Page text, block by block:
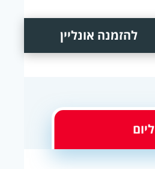
להזמנה אונליין
ליום